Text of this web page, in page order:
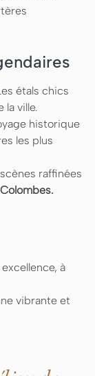
étals chics
la ville.
historique
les plus
raffinées
à
vibrante et